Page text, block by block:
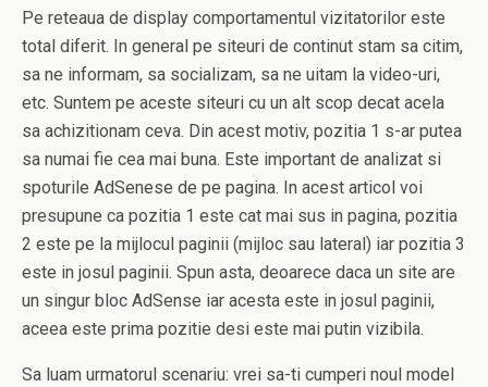
Pe reteaua de display comportamentul vizitatorilor este
total diferit. In general pe siteuri de continut stam sa citim,
sa ne informam, sa socializam, sa ne uitam la video-uri,
etc. Suntem pe aceste siteuri cu un alt scop decat acela
sa achizitionam ceva. Din acest motiv, pozitia 1 s-ar putea
sa numai fie cea mai buna. Este important de analizat si
spoturile AdSenese de pe pagina. In acest articol voi
presupune ca pozitia 1 este cat mai sus in pagina, pozitia
2 este pe la mijlocul paginii (mijloc sau lateral) iar pozitia 3
este in josul paginii. Spun asta, deoarece daca un site are
un singur bloc AdSense iar acesta este in josul paginii,
aceea este prima pozitie desi este mai putin vizibila.
Sa luam urmatorul scenariu: vrei sa-ti cumperi noul model